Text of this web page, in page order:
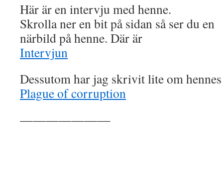
innehåll
Här är en intervju med henne.
Skrolla ner en bit på sidan så ser du en
närbild på henne. Där är
Intervjun
Dessutom har jag skrivit lite om
Plague of corruption
———————